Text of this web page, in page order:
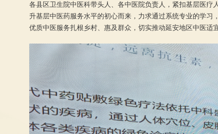
各县区卫生院中医科带头人、各中医院负责人，紧扣基层医疗
升基层中医药服务水平的初心而来，力求通过系统专业的学
优质中医服务扎根乡村、惠及群众，切实推动延安地区中医适